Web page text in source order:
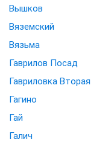
Вышков
Вяземский
Вязьма
Гаврилов Посад
Гавриловка Вторая
Гагино
Гай
Галич